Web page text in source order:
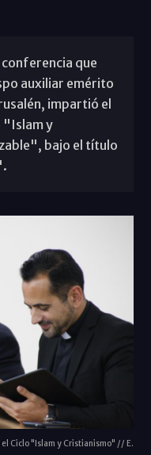
que
auxiliar emérito
impartió el
"Islam y
bajo el título
Ciclo "Islam y Cristianismo" // E.